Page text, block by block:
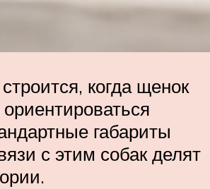
когда щенок
габариты
с этим собак делят